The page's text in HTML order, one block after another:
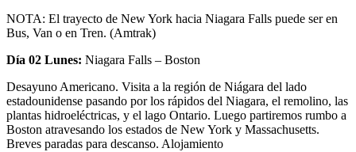
NOTA: El trayecto de New York hacia Niagara Falls puede ser en
Bus, Van o en Tren. (Amtrak)
Día 02 Lunes: Niagara Falls – Boston
Desayuno Americano. Visita a la región de Niágara del lado
estadounidense pasando por los rápidos del Niagara, el remolino, las
plantas hidroeléctricas, y el lago Ontario. Luego partiremos rumbo a
Boston atravesando los estados de New York y Massachusetts.
Breves paradas para descanso. Alojamiento